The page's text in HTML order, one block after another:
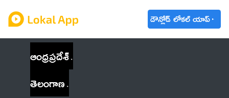
డౌన్లోడ్ లోకల్ యాప్
ఆంధ్రప్రదేశ్
తెలంగాణ